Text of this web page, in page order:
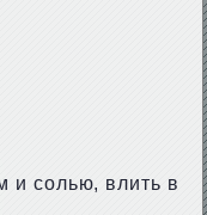
и солью, влить в